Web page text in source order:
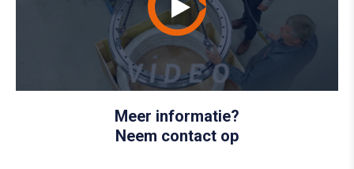
Meer informatie?
Neem contact op